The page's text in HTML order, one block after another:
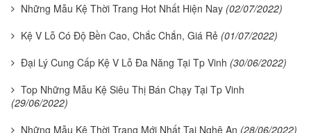
Những Mẫu Kệ Thời Trang Hot Nhất Hiện Nay (02/07/2022)
Kệ V Lỗ Có Độ Bền Cao, Chắc Chắn, Giá Rẻ (01/07/2022)
Đại Lý Cung Cấp Kệ V Lỗ Đa Năng Tại Tp Vinh (30/06/2022)
Top Những Mẫu Kệ Siêu Thị Bán Chạy Tại Tp Vinh
(29/06/2022)
Những Mẫu Kệ Thời Trang Mới Nhất Tại Nghệ An (28/06/2022)